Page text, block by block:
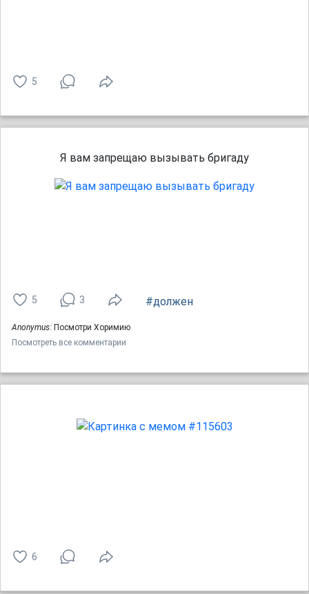
5
Я вам запрещаю вызывать бригаду
5 3 #должен
Anonymus: Посмотри Хоримию
Посмотреть все комментарии
6